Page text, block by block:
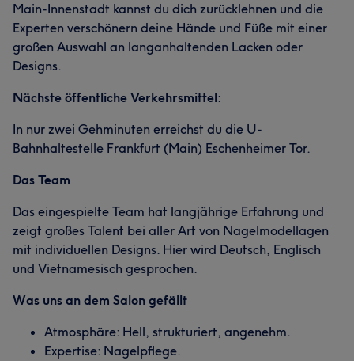
Main-Innenstadt kannst du dich zurücklehnen und die
Experten verschönern deine Hände und Füße mit einer
großen Auswahl an langanhaltenden Lacken oder
Designs.
Nächste öffentliche Verkehrsmittel:
In nur zwei Gehminuten erreichst du die U-
Bahnhaltestelle Frankfurt (Main) Eschenheimer Tor.
Das Team
Das eingespielte Team hat langjährige Erfahrung und
zeigt großes Talent bei aller Art von Nagelmodellagen
mit individuellen Designs. Hier wird Deutsch, Englisch
und Vietnamesisch gesprochen.
Was uns an dem Salon gefällt
Atmosphäre: Hell, strukturiert, angenehm.
Expertise: Nagelpflege.